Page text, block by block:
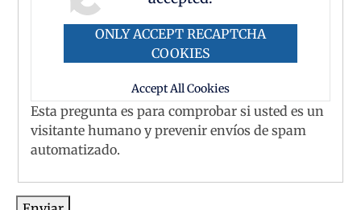
ONLY ACCEPT RECAPTCHA
COOKIES
Accept All Cookies
Esta pregunta es para comprobar si usted es un
visitante humano y prevenir envíos de spam
automatizado.